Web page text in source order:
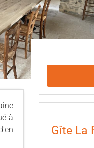
à
Gîte La